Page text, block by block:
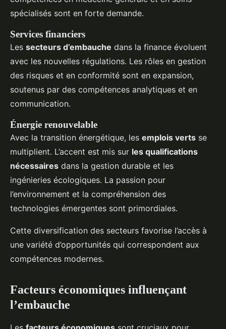
spécialisés sont en forte demande.
Services financiers
Les secteurs d’embauche dans la finance évoluent
avec les nouvelles régulations. Les rôles en gestion
des risques et en conformité sont en expansion,
soutenus par des compétences analytiques et en
communication.
Énergie renouvelable
Avec la transition énergétique, les emplois verts se
multiplient. L’accent est mis sur les qualifications
nécessaires dans la gestion durable et les
ingénieries écologiques. La passion pour
l’environnement et la compréhension des
technologies émergentes sont primordiales.
Cette diversification des secteurs favorise l’accès à
une variété d’opportunités qui correspondent aux
compétences modernes.
Facteurs économiques influençant
l’embauche